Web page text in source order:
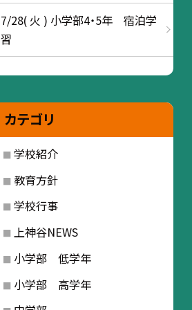
7/28( 火 ) 小学部4・5年 宿泊学
習
カテゴリ
学校紹介
教育方針
学校行事
上神谷NEWS
小学部 低学年
小学部 高学年